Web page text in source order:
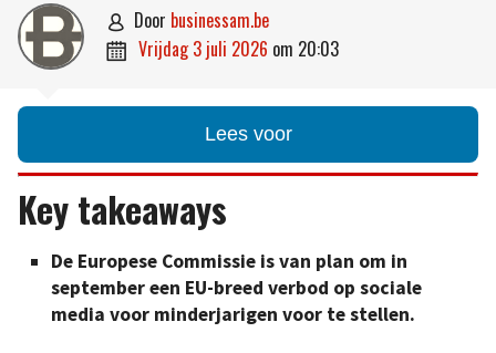
 door businessam.be
 vrijdag 3 juli 2026 om 20:03
Lees voor
Key takeaways
De Europese Commissie is van plan om in
september een EU-breed verbod op sociale
media voor minderjarigen voor te stellen.